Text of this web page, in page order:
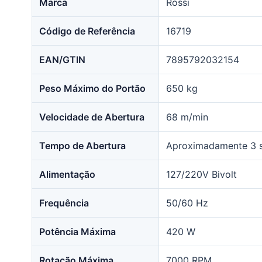
Código de Referência 16719
EAN/GTIN 7895792032154
Peso Máximo do Portão 650 kg
Velocidade de Abertura 68 m/min
Tempo de Abertura Aproximadamente 3
Alimentação 127/220V Bivolt
Frequência 50/60 Hz
Potência Máxima 420 W